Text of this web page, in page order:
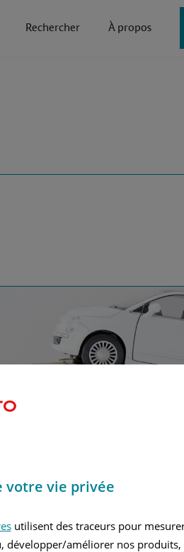
Rechercher À propos
Financez la
Avec le crédit
votre vie privée
utilisent des traceurs pour
développer/améliorer nos produits,